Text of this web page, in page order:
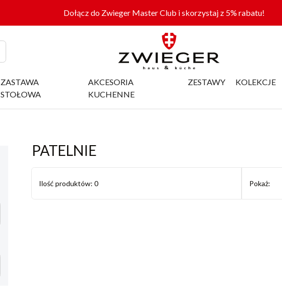
Dołącz do Zwieger Master Club i skorzystaj z 5% rabatu!
ZASTAWA
STOŁOWA
AKCESORIA
KUCHENNE
ZESTAWY KOLEKCJE
PATELNIE
Ilość produktów: 0 Pokaż: